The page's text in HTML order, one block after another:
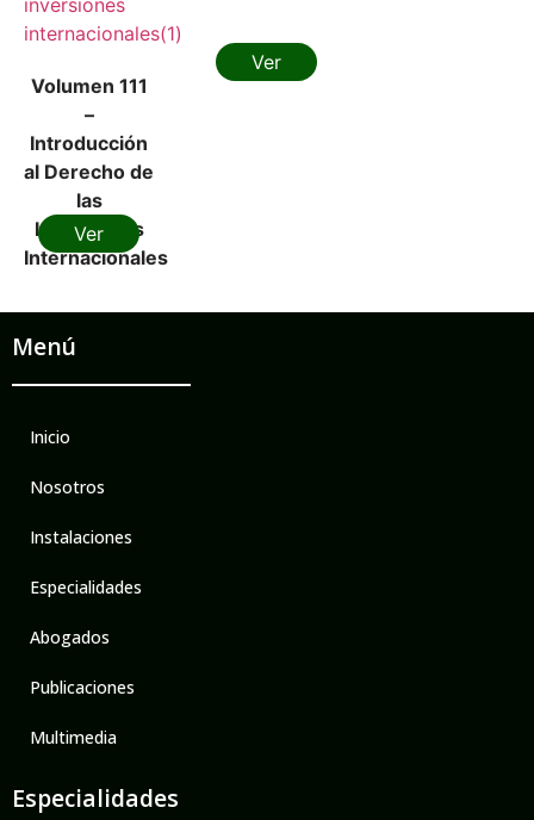
Volumen 111
–
Introducción
al Derecho de
las
Inversiones
Internacionales
Ver
Ver
Menú
Inicio
Nosotros
Instalaciones
Especialidades
Abogados
Publicaciones
Multimedia
Especialidades